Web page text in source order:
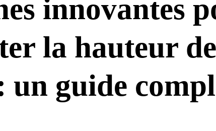
innovantes
la hauteur
un guide